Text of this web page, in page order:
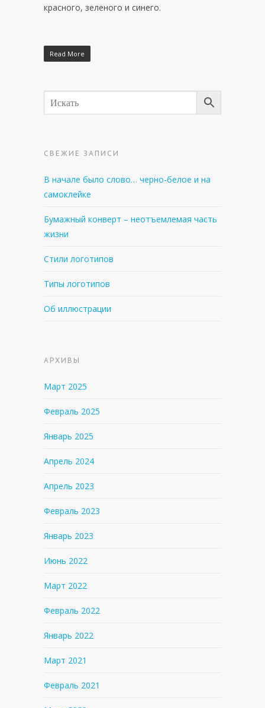
красного, зеленого и синего.
Read More
СВЕЖИЕ ЗАПИСИ
В начале было слово… черно-белое и на
самоклейке
Бумажный конверт – неотъемлемая часть
жизни
Стили логотипов
Типы логотипов
Об иллюстрации
АРХИВЫ
Март 2025
Февраль 2025
Январь 2025
Апрель 2024
Апрель 2023
Февраль 2023
Январь 2023
Июнь 2022
Март 2022
Февраль 2022
Январь 2022
Март 2021
Февраль 2021